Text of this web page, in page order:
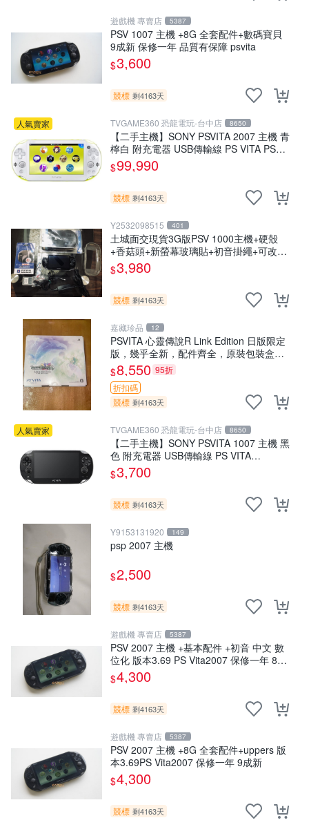
遊戲機 專賣店 5387
PSV 1007 主機 +8G 全套配件+數碼寶貝
9成新 保修一年 品質有保障 psvita
$3,600
競標 剩4163天
人氣賣家 TVGAME360 恐龍電玩-台中店 8650
【二手主機】SONY PSVITA 2007 主機 青
檸白 附充電器 USB傳輸線 PS VITA PSV
台中恐龍電玩
$99,990
競標 剩4163天
Y2532098515 401
土城面交現貨3G版PSV 1000主機+硬殼
+香菇頭+新螢幕玻璃貼+初音掛繩+可改機
版本8成新 一年保修如照片所有的都附
$3,980
競標 剩4163天
嘉藏珍品 12
PSVITA 心靈傳說R Link Edition 日版限定
版，幾乎全新，配件齊全，原裝包裝盒，
說明書，底座，掛件，布袋，卡都在，游
戲光盤已拆封但保存
$8,550 95折
折扣碼
競標 剩4163天
人氣賣家 TVGAME360 恐龍電玩-台中店 8650
【二手主機】SONY PSVITA 1007 主機 黑
色 附充電器 USB傳輸線 PS VITA
PSV【台中恐龍電玩】
$3,700
競標 剩4163天
Y9153131920 149
psp 2007 主機
$2,500
競標 剩4163天
遊戲機 專賣店 5387
PSV 2007 主機 +基本配件 +初音 中文 數
位化 版本3.69 PS Vita2007 保修一年 85
成新
$4,300
競標 剩4163天
遊戲機 專賣店 5387
PSV 2007 主機 +8G 全套配件+uppers 版
本3.69PS Vita2007 保修一年 9成新
$4,300
競標 剩4163天